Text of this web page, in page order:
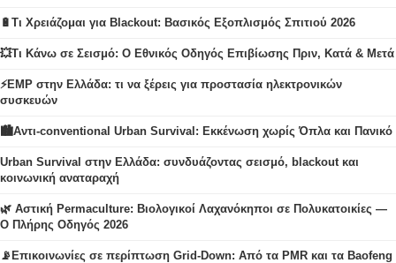
🔋Τι Χρειάζομαι για Blackout: Βασικός Εξοπλισμός Σπιτιού 2026
💥Τι Κάνω σε Σεισμό: Ο Εθνικός Οδηγός Επιβίωσης Πριν, Κατά & Μετά
⚡EMP στην Ελλάδα: τι να ξέρεις για προστασία ηλεκτρονικών
συσκευών
🏙️Αντι-conventional Urban Survival: Εκκένωση χωρίς Όπλα και Πανικό
Urban Survival στην Ελλάδα: συνδυάζοντας σεισμό, blackout και
κοινωνική αναταραχή
🌿 Αστική Permaculture: Βιολογικοί Λαχανόκηποι σε Πολυκατοικίες —
Ο Πλήρης Οδηγός 2026
📡Επικοινωνίες σε περίπτωση Grid-Down: Από τα PMR και τα Baofeng